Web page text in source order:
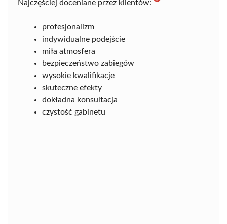
Najczęściej doceniane przez klientów:
profesjonalizm
indywidualne podejście
miła atmosfera
bezpieczeństwo zabiegów
wysokie kwalifikacje
skuteczne efekty
dokładna konsultacja
czystość gabinetu